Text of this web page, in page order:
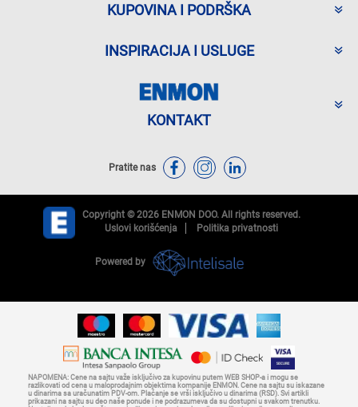
KUPOVINA I PODRŠKA
INSPIRACIJA I USLUGE
KONTAKT
Pratite nas
Copyright © 2026 ENMON DOO. All rights reserved.
Uslovi korišćenja
Politika privatnosti
Powered by
NAPOMENA: Cene na sajtu važe isključivo za kupovinu putem WEB SHOP-a i mogu se
razlikovati od cena u maloprodajnim objektima kompanije ENMON. Cene na sajtu su iskazane
u dinarima sa uračunatim PDV-om. Plaćanje se vrši isključivo u dinarima (RSD). Svi artikli
prikazani na sajtu su deo naše ponude i ne podrazumeva da su dostupni u svakom trenutku.